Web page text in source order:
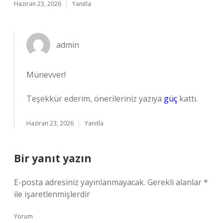
Haziran 23, 2026 Yanıtla
admin
Münevver!
Teşekkür ederim, önerileriniz yazıya güç kattı.
Haziran 23, 2026 Yanıtla
Bir yanıt yazın
E-posta adresiniz yayınlanmayacak. Gerekli alanlar*
ile işaretlenmişlerdir
Yorum